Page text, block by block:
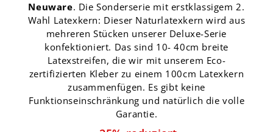
Neuware. Die Sonderserie mit erstklassigem 2.
Wahl Latexkern: Dieser Naturlatexkern wird aus
mehreren Stücken unserer Deluxe-Serie
konfektioniert. Das sind 10- 40cm breite
Latexstreifen, die wir mit unserem Eco-
zertifizierten Kleber zu einem 100cm Latexkern
zusammenfügen. Es gibt keine
Funktionseinschränkung und natürlich die volle
Garantie.